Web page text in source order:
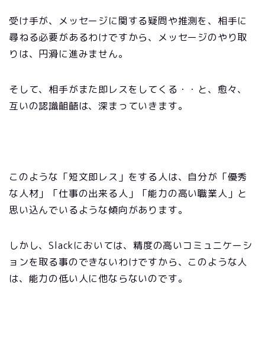
受け手が、メッセージに関する疑問や推測を、相手に
尋ねる必要があるわけですから、メッセージのやり取
りは、円滑に進みません。
そして、相手がまた即レスをしてくる・・と、愈々、
互いの認識齟齬は、深まっていきます。
このような「短文即レス」をする人は、自分が「優秀
な人材」「仕事の出来る人」「能力の高い職業人」と
思い込んでいるような傾向があります。
しかし、Slackにおいては、精度の高いコミュニケーシ
ョンを取る事のできないわけですから、このような人
は、能力の低い人に他ならないのです。